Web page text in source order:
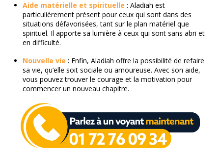
Aide matérielle et spirituelle : Aladiah est
particulièrement présent pour ceux qui sont dans des
situations défavorisées, tant sur le plan matériel que
spirituel. Il apporte sa lumière à ceux qui sont sans abri et
en difficulté.
Nouvelle vie : Enfin, Aladiah offre la possibilité de refaire
sa vie, qu’elle soit sociale ou amoureuse. Avec son aide,
vous pouvez trouver le courage et la motivation pour
commencer un nouveau chapitre.